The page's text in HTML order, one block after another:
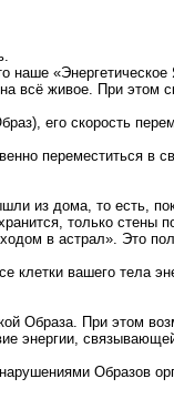
всё живое. При этом
его скорость
переместиться в
из дома, то есть,
только стены
в астрал». Это
вашего тела
Образа. При этом
Образов